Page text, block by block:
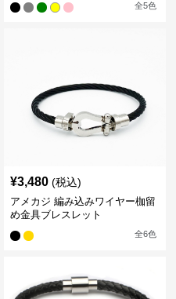
全5色
¥3,480 (税込)
アメカジ 編み込みワイヤー枷留
め金具ブレスレット
全6色